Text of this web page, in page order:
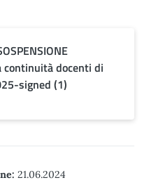
continuità docenti di
signed (1)
21.06.2024